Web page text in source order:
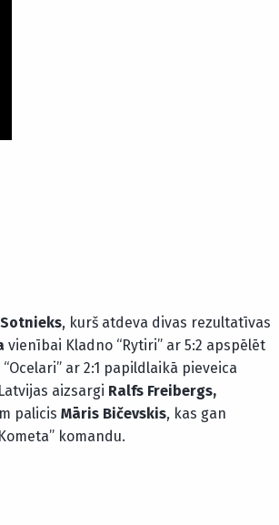
, kurš atdeva divas rezultatīvas
vienībai Kladno “Rytiri” ar 5:2 apspēlēt
ar 2:1 papildlaikā pieveica
aizsargi Ralfs Freibergs,
palicis Māris Bičevskis, kas gan
komandu.